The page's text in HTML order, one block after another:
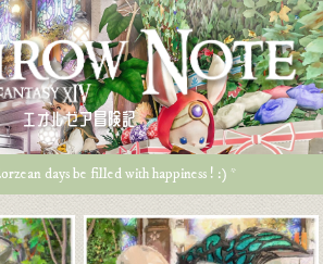
エオルゼア冒険記
days be filled with happiness ! :) *